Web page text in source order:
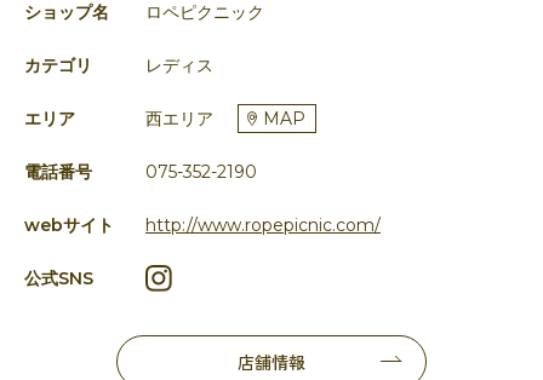
ショップ名 ロペピクニック
カテゴリ レディス
エリア 西エリア MAP
電話番号 075-352-2190
webサイト http://www.ropepicnic.com/
公式SNS
店舗情報